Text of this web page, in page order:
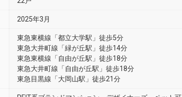
2025年3月
東急東横線「都立大学駅」徒歩5分
東急大井町線「緑が丘駅」徒歩14分
東急東横線「自由が丘駅」徒歩18分
東急大井町線「自由が丘駅」徒歩18分
東急目黒線「大岡山駅」徒歩21分